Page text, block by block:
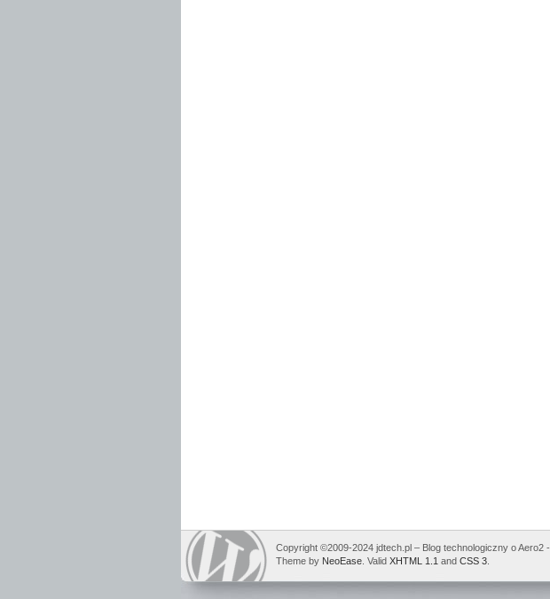
Copyright ©2009-2024 jdtech.pl – Blog technologiczny o Aero2 -
Theme by NeoEase . Valid XHTML 1.1 and CSS 3